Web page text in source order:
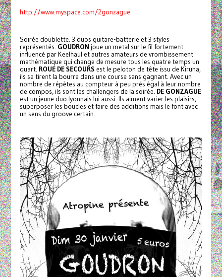
http://www.myspace.com/2gonzague
Soirée doublette. 3 duos guitare-batterie et 3 styles
représentés. GOUDRON joue un metal sur le fil fortement
influencé par Keelhaul et autres amateurs de vrombissement
mathématique qui change de mesure tous les quatre temps un
quart. ROUE DE SECOURS est le peloton de tête issu de Kiruna,
ils se tirent la bourre dans une course sans gagnant. Avec un
nombre de répètes au compteur à peu près égal à leur nombre
de compos, ils sont les challengers de la soirée. DE GONZAGUE
est un jeune duo lyonnais lui aussi. Ils aiment varier les plaisirs,
superposer les boucles et faire des additions mais le font avec
un sens du groove certain.